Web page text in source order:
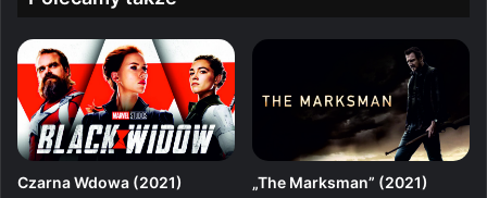
Czarna Wdowa (2021) „The Marksman” (2021)